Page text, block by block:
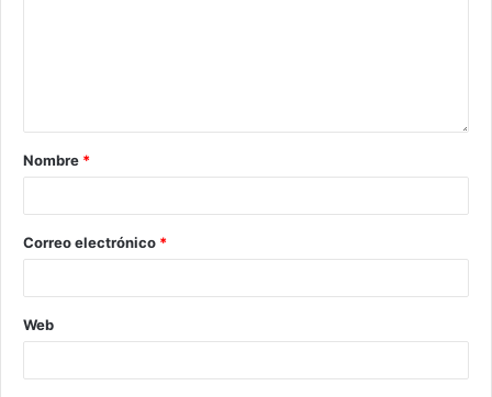
Nombre *
Correo electrónico *
Web